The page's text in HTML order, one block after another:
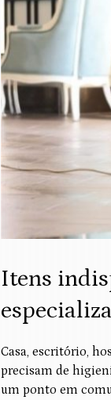
Itens
Casa, escritório,
precisam de
um ponto em